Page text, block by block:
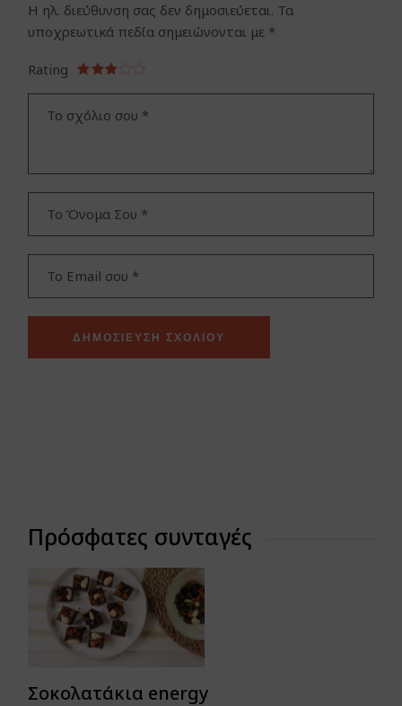
Η ηλ. διεύθυνση σας δεν δημοσιεύεται. Τα
υποχρεωτικά πεδία σημειώνονται με *
Rating
ΔΗΜΟΣΊΕΥΣΗ ΣΧΟΛΊΟΥ
Πρόσφατες συνταγές
Σοκολατάκια energy